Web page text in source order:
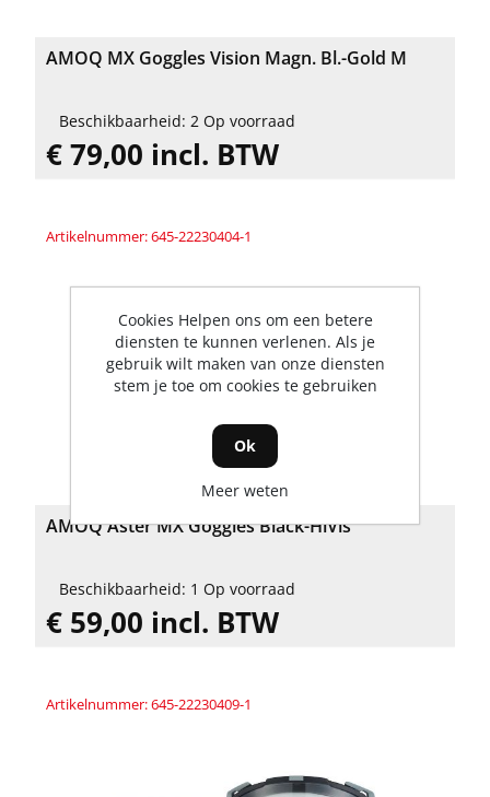
AMOQ MX Goggles Vision Magn. Bl.-Gold M
Beschikbaarheid: 2 Op voorraad
€ 79,00 incl. BTW
Artikelnummer: 645-22230404-1
AMOQ Aster MX Goggles Black-HiVis
Beschikbaarheid: 1 Op voorraad
€ 59,00 incl. BTW
Artikelnummer: 645-22230409-1
Cookies Helpen ons om een betere
diensten te kunnen verlenen. Als je
gebruik wilt maken van onze diensten
stem je toe om cookies te gebruiken
Ok
Meer weten